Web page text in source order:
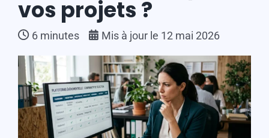
vos projets ?
6minutes Mis à jour le 12 mai 2026